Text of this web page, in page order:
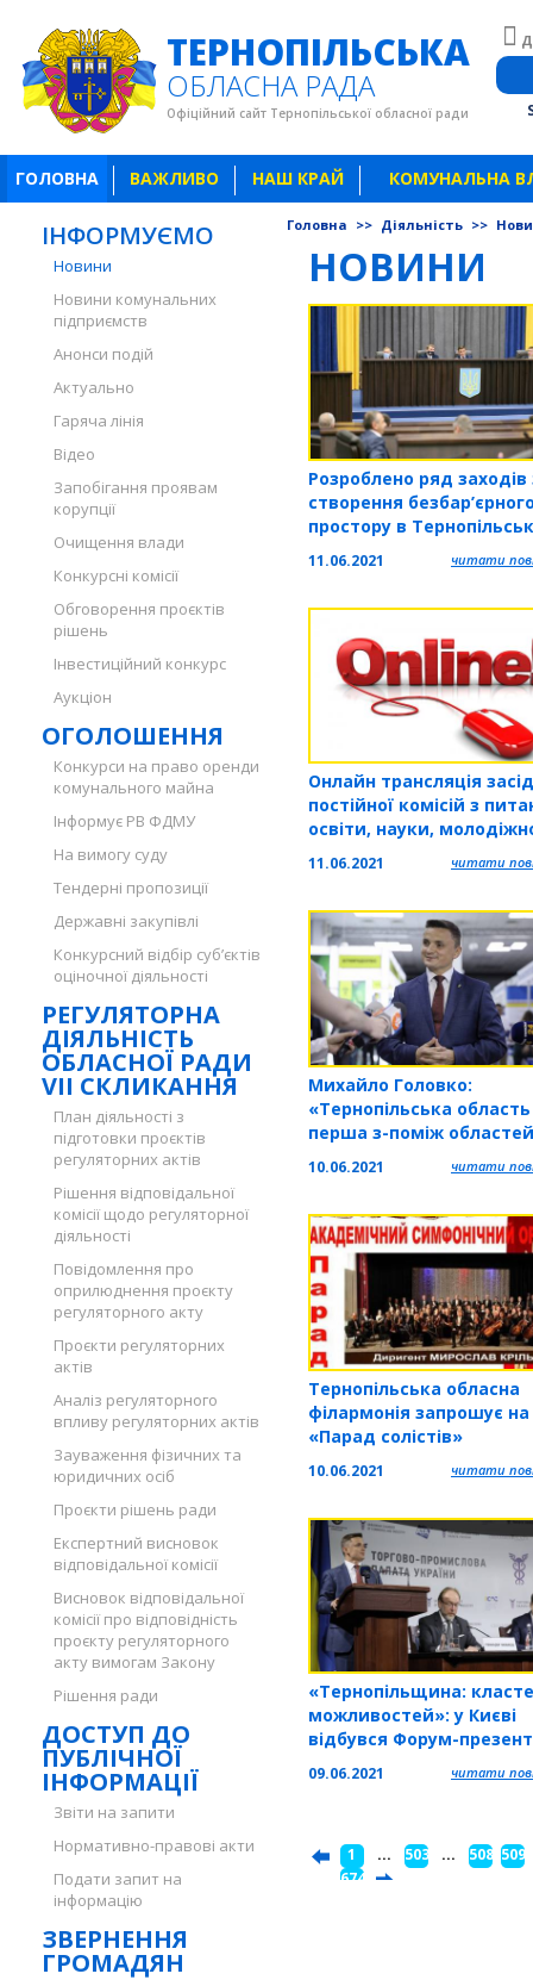
ТЕРНОПІЛЬСЬКА
ОБЛАСНА РАДА
Офіційний сайт Тернопільської обласної ради
ГОЛОВНА ВАЖЛИВО НАШ КРАЙ КОМУНАЛЬНА
ІНФОРМУЄМО
Новини
Новини комунальних
підприємств
Анонси подій
Актуально
Гаряча лінія
Відео
Запобігання проявам
корупції
Очищення влади
Конкурсні комісії
Обговорення проєктів
рішень
Інвестиційний конкурс
Аукціон
ОГОЛОШЕННЯ
Конкурси на право оренди
комунального майна
Інформує РВ ФДМУ
На вимогу суду
Тендерні пропозиції
Державні закупівлі
Конкурсний відбір суб’єктів
оціночної діяльності
РЕГУЛЯТОРНА
ДІЯЛЬНІСТЬ
ОБЛАСНОЇ РАДИ
VII СКЛИКАННЯ
План діяльності з
підготовки проєктів
регуляторних актів
Рішення відповідальної
комісії щодо регуляторної
діяльності
Повідомлення про
оприлюднення проєкту
регуляторного акту
Проєкти регуляторних
актів
Аналіз регуляторного
впливу регуляторних актів
Зауваження фізичних та
юридичних осіб
Проєкти рішень ради
Експертний висновок
відповідальної комісії
Висновок відповідальної
комісії про відповідність
проєкту регуляторного
акту вимогам Закону
Рішення ради
ДОСТУП ДО
ПУБЛІЧНОЇ
ІНФОРМАЦІЇ
Звіти на запити
Нормативно-правові акти
Подати запит на
інформацію
ЗВЕРНЕННЯ
ГРОМАДЯН
Головна >> Діяльність >>
НОВИНИ
Розроблено ряд заходів
створення
простору в
11.06.2021 читати
Онлайн трансляція
постійної комісій з
освіти, науки,
політики, фізичної
11.06.2021 читати
Михайло Головко:
«Тернопільська
перша з-поміж областей
України, інвестиційну
привабливість якої
10.06.2021 читати
Тернопільська обласна
філармонія запрошує на
«Парад солістів»
10.06.2021 читати
«Тернопільщина:
можливостей»: у Києві
відбувся Форум-
09.06.2021 читати
1 ... 503 ... 508 509
674